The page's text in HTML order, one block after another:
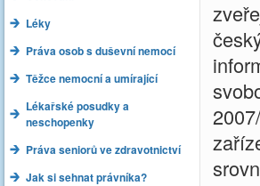
Léky
Práva osob s duševní nemocí
Těžce nemocní a umírající
Lékařské posudky a
neschopenky
Práva seniorů ve zdravotnictví
Jak si sehnat právníka?